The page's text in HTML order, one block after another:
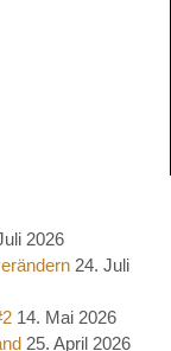
2026
24. Juli
14. Mai 2026
25. April 2026